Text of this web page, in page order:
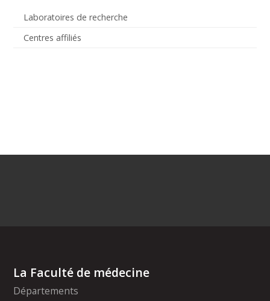
Laboratoires de recherche
Centres affiliés
La Faculté de médecine
Départements